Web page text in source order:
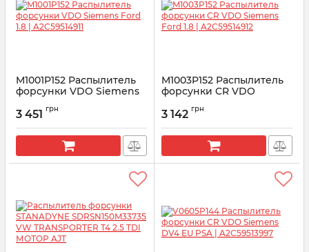
M1001P152 Распылитель
форсунки VDO Siemens
Артикул:
3 451 грн
M1003P152 Распылитель
форсунки CR VDO
A2C59514912
Артикул: A2C59514912
3 142 грн